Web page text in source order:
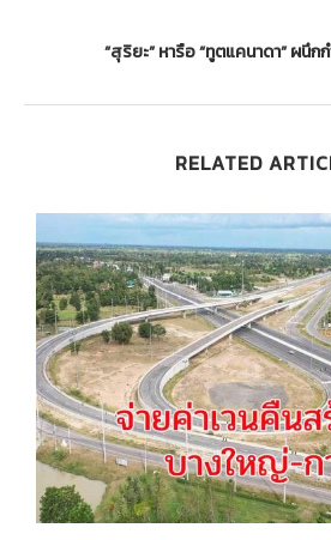
“สุริยะ” หารือ “ทูตแคนาดา” ผนึ
RELATED